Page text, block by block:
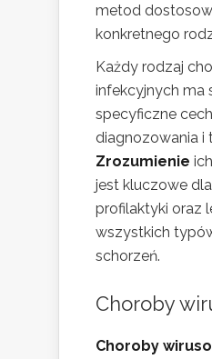
metod
konkretnego
Każdy rodzaj
infekcyjnych ma
specyficzne
diagnozowania i
Zrozumienie
jest kluczowe
profilaktyki oraz
wszystkich
schorzeń.
Choroby
Choroby